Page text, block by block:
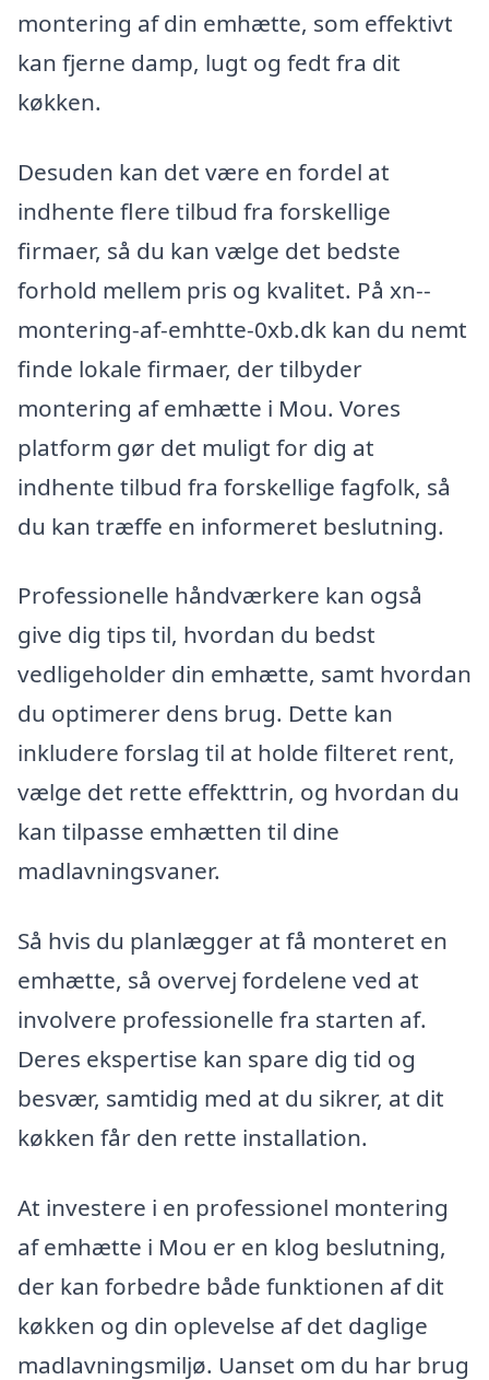
montering af din emhætte, som effektivt
kan fjerne damp, lugt og fedt fra dit
køkken.
Desuden kan det være en fordel at
indhente flere tilbud fra forskellige
firmaer, så du kan vælge det bedste
forhold mellem pris og kvalitet. På xn--
montering-af-emhtte-0xb.dk kan du nemt
finde lokale firmaer, der tilbyder
montering af emhætte i Mou. Vores
platform gør det muligt for dig at
indhente tilbud fra forskellige fagfolk, så
du kan træffe en informeret beslutning.
Professionelle håndværkere kan også
give dig tips til, hvordan du bedst
vedligeholder din emhætte, samt hvordan
du optimerer dens brug. Dette kan
inkludere forslag til at holde filteret rent,
vælge det rette effekttrin, og hvordan du
kan tilpasse emhætten til dine
madlavningsvaner.
Så hvis du planlægger at få monteret en
emhætte, så overvej fordelene ved at
involvere professionelle fra starten af.
Deres ekspertise kan spare dig tid og
besvær, samtidig med at du sikrer, at dit
køkken får den rette installation.
At investere i en professionel montering
af emhætte i Mou er en klog beslutning,
der kan forbedre både funktionen af dit
køkken og din oplevelse af det daglige
madlavningsmiljø. Uanset om du har brug